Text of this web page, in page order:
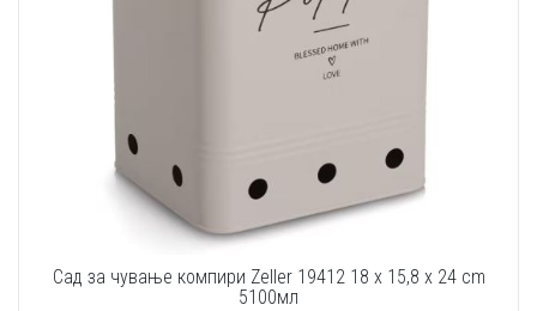
Сад за чување компири Zeller 19412 18 x 15,8 x 24 cm
5100мл